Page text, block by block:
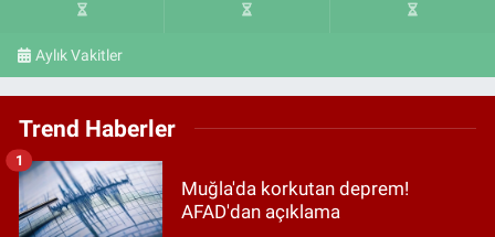
Aylık Vakitler
Trend Haberler
Muğla'da korkutan deprem!
AFAD'dan açıklama
1